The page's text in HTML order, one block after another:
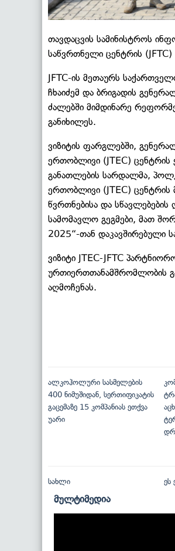
თავდაცვის სამინისტროს
საწვრთნელი ცენტრის
JFTC-ის მეთაურს
ჩხაიძემ და ბრიგადის
ძალებში მიმდინარე
განიხილეს.
ვიზიტის ფარგლებში,
ერთობლივი (JTEC) ცენტრის
განათლების სარდალმა,
ერთობლივი (JTEC) ცენტრის
წვრთნებისა და
სამომავლო გეგმები, მათ
2025“-თან დაკავშირებული
ვიზიტი JTEC-JFTC
ურთიერთთანამშრომლობის
აღმოჩენას.
ალკოჰოლური სასმელების
400 ნიმუშიდან, სერთიფიკატის
გაცემაზე 15 კომპანიას ეთქვა
უარი
სახლი ეს
მულტიმედია